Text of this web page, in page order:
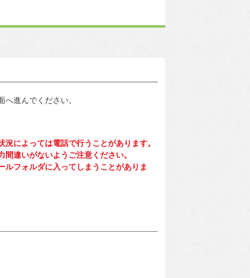
進んでください。
によっては電話で行うことがあります。
違いがないようご注意ください。
フォルダに入ってしまうことがありま